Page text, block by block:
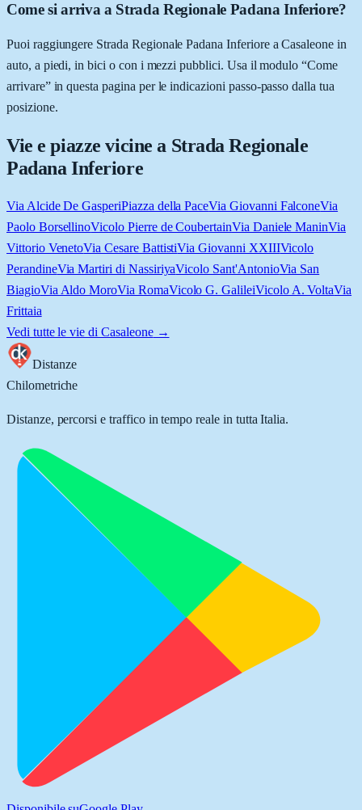
Come si arriva a Strada Regionale Padana Inferiore?
Puoi raggiungere Strada Regionale Padana Inferiore a Casaleone in
auto, a piedi, in bici o con i mezzi pubblici. Usa il modulo “Come
arrivare” in questa pagina per le indicazioni passo-passo dalla tua
posizione.
Vie e piazze vicine a Strada Regionale
Padana Inferiore
Via Alcide De GasperiPiazza della PaceVia Giovanni FalconeVia
Paolo BorsellinoVicolo Pierre de CoubertainVia Daniele ManinVia
Vittorio VenetoVia Cesare BattistiVia Giovanni XXIIIVicolo
PerandineVia Martiri di NassiriyaVicolo Sant'AntonioVia San
BiagioVia Aldo MoroVia RomaVicolo G. GalileiVicolo A. VoltaVia
Frittaia
Vedi tutte le vie di Casaleone→
Distanze
Chilometriche
Distanze, percorsi e traffico in tempo reale in tutta Italia.